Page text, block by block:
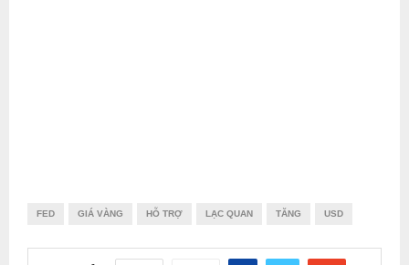
FED GIÁ VÀNG HỖ TRỢ LẠC QUAN TĂNG USD